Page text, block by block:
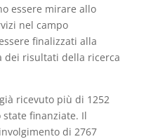
essere mirare allo
nel campo
finalizzati alla
dei risultati della ricerca
ricevuto più di 1252
finanziate. Il
di 2767